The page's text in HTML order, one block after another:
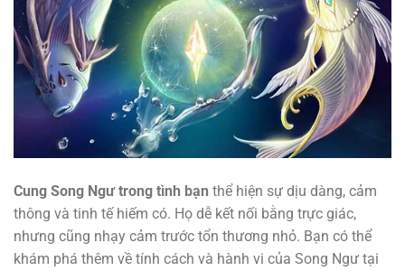
Cung Song Ngư trong tình bạn thể hiện sự dịu dàng, cảm
thông và tinh tế hiếm có. Họ dễ kết nối bằng trực giác,
nhưng cũng nhạy cảm trước tổn thương nhỏ. Bạn có thể
khám phá thêm về tính cách và hành vi của Song Ngư tại